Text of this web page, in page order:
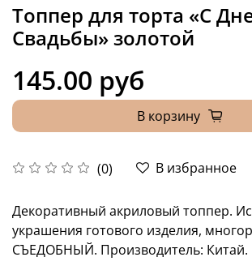
Топпер для торта «С
Свадьбы» золотой
(0) В избранное
145.00 руб
В корзину
Декоративный акриловый топпер.
украшения готового изделия,
СЪЕДОБНЫЙ. Производитель: Китай.